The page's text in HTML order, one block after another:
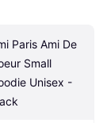
Paris Ami De
Small
Unisex -